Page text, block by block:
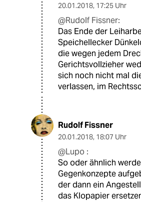
20.01.2018, 17:25 Uhr
@Rudolf Fissner:
Das Ende der
Speichellecker
die wegen jedem
Gerichtsvollzieher
sich noch nicht mal
verlassen, im
Rudolf Fissner
20.01.2018, 18:07 Uhr
@Lupo :
So oder ähnlich
Gegenkonzepte
der dann ein
das Klopapier